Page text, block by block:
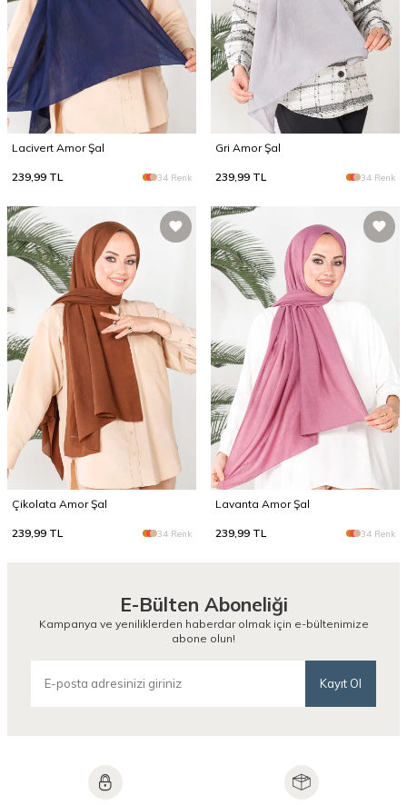
Lacivert Amor Şal
239,99 TL 34 Renk
Gri Amor Şal
239,99 TL 34 Renk
Çikolata Amor Şal
239,99 TL 34 Renk
Lavanta Amor Şal
239,99 TL 34 Renk
E-Bülten Aboneliği
Kampanya ve yeniliklerden haberdar olmak için e-bültenimize
abone olun!
Kayıt Ol